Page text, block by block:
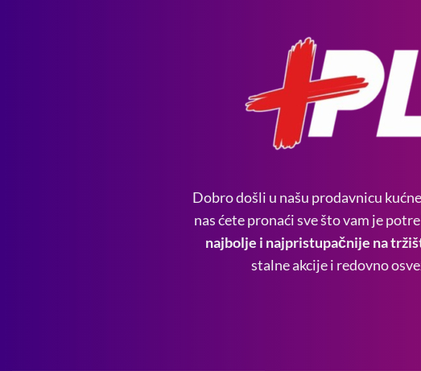
Dobro došli u našu prodavnicu
nas ćete pronaći sve što vam je
najbolje i najpristupačnije na
stalne akcije i redovno